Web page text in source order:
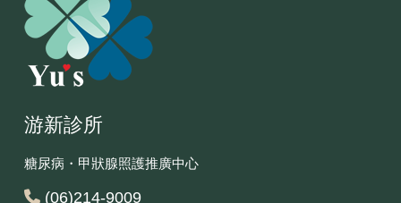
游新診所
糖尿病・甲狀腺照護推廣中心
(06)214-9009